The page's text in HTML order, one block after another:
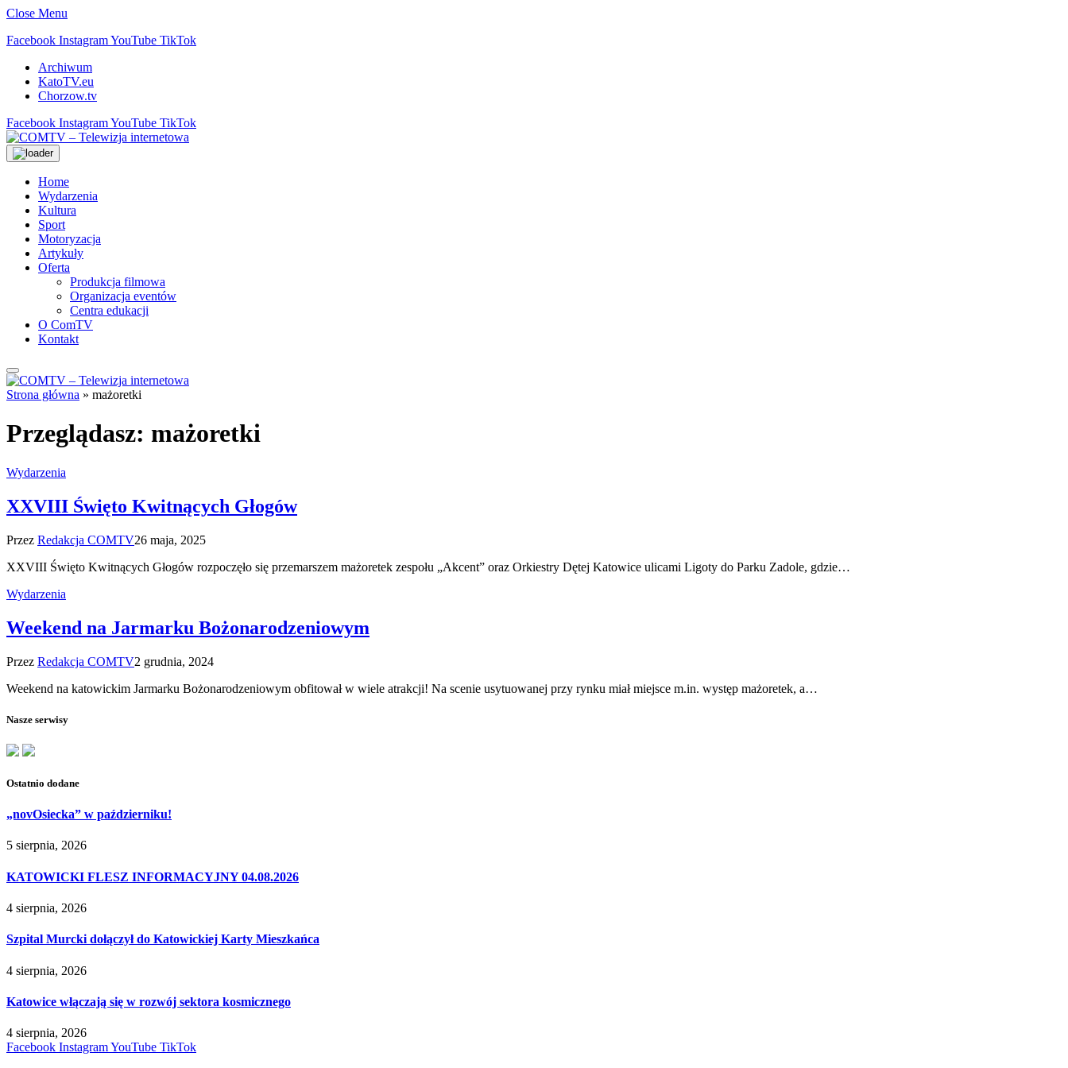
Close Menu
Facebook InstagramYouTube TikTok
Archiwum
KatoTV.eu
Chorzow.tv
Facebook InstagramYouTube TikTok
Home
Wydarzenia
Kultura
Sport
Motoryzacja
Artykuły
Oferta
Produkcja filmowa
Organizacja eventów
Centra edukacji
O ComTV
Kontakt
Strona główna » mażoretki
Przeglądasz: mażoretki
Wydarzenia
XXVIII Święto Kwitnących Głogów
Przez Redakcja COMTV26 maja, 2025
XXVIII Święto Kwitnących Głogów rozpoczęło się przemarszem mażoretek zespołu „Akcent” oraz Orkiestry Dętej Katowice ulicami Ligoty do Parku Zadole, gdzie…
Wydarzenia
Weekend na Jarmarku Bożonarodzeniowym
Przez Redakcja COMTV2 grudnia, 2024
Weekend na katowickim Jarmarku Bożonarodzeniowym obfitował w wiele atrakcji! Na scenie usytuowanej przy rynku miał miejsce m.in. występ mażoretek, a…
Nasze serwisy
Ostatnio dodane
„novOsiecka” w październiku!
5 sierpnia, 2026
KATOWICKI FLESZ INFORMACYJNY 04.08.2026
4 sierpnia, 2026
Szpital Murcki dołączył do Katowickiej Karty Mieszkańca
4 sierpnia, 2026
Katowice włączają się w rozwój sektora kosmicznego
4 sierpnia, 2026
Facebook InstagramYouTube TikTok